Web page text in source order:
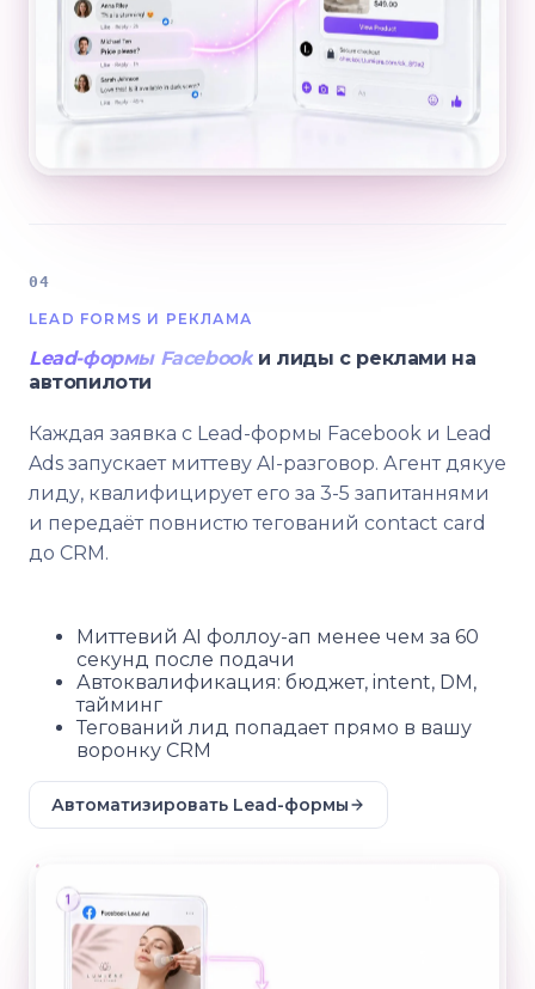
04
LEAD FORMS И РЕКЛАМА
Lead-формы Facebookи лиды с реклами на
автопилоти
Каждая заявка с Lead-формы Facebook и Lead
Ads запускает миттеву AI-разговор. Агент дякуе
лиду, квалифицирует его за 3-5 запитаннями
и передаёт повнистю тегований contact card
до CRM.
Миттевий AI фоллоу-ап менее чем за 60
секунд после подачи
Автоквалификация: бюджет, intent, DM,
тайминг
Тегований лид попадает прямо в вашу
воронку CRM
Автоматизировать Lead-формы